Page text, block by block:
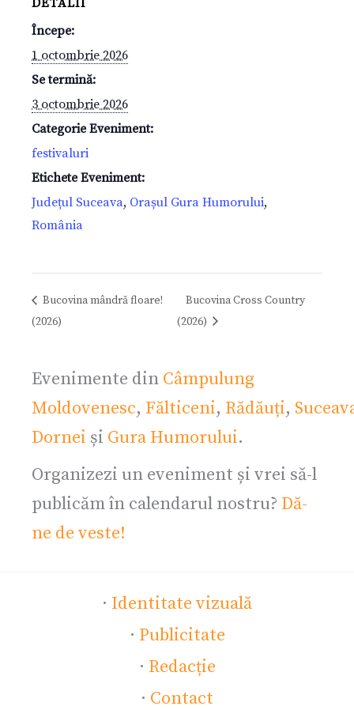
DETALII
Începe:
1 octombrie 2026
Se termină:
3 octombrie 2026
Categorie Eveniment:
festivaluri
Etichete Eveniment:
Județul Suceava, Orașul Gura Humorului,
România
Bucovina mândră floare!
(2026)
Bucovina Cross Country
(2026)
Evenimente din Câmpulung
Moldovenesc, Fălticeni, Rădăuți,
Dornei și Gura Humorului.
Organizezi un eveniment și vrei să-l
publicăm în calendarul nostru? Dă-
ne de veste!
· Identitate vizuală
· Publicitate
· Redacție
· Contact